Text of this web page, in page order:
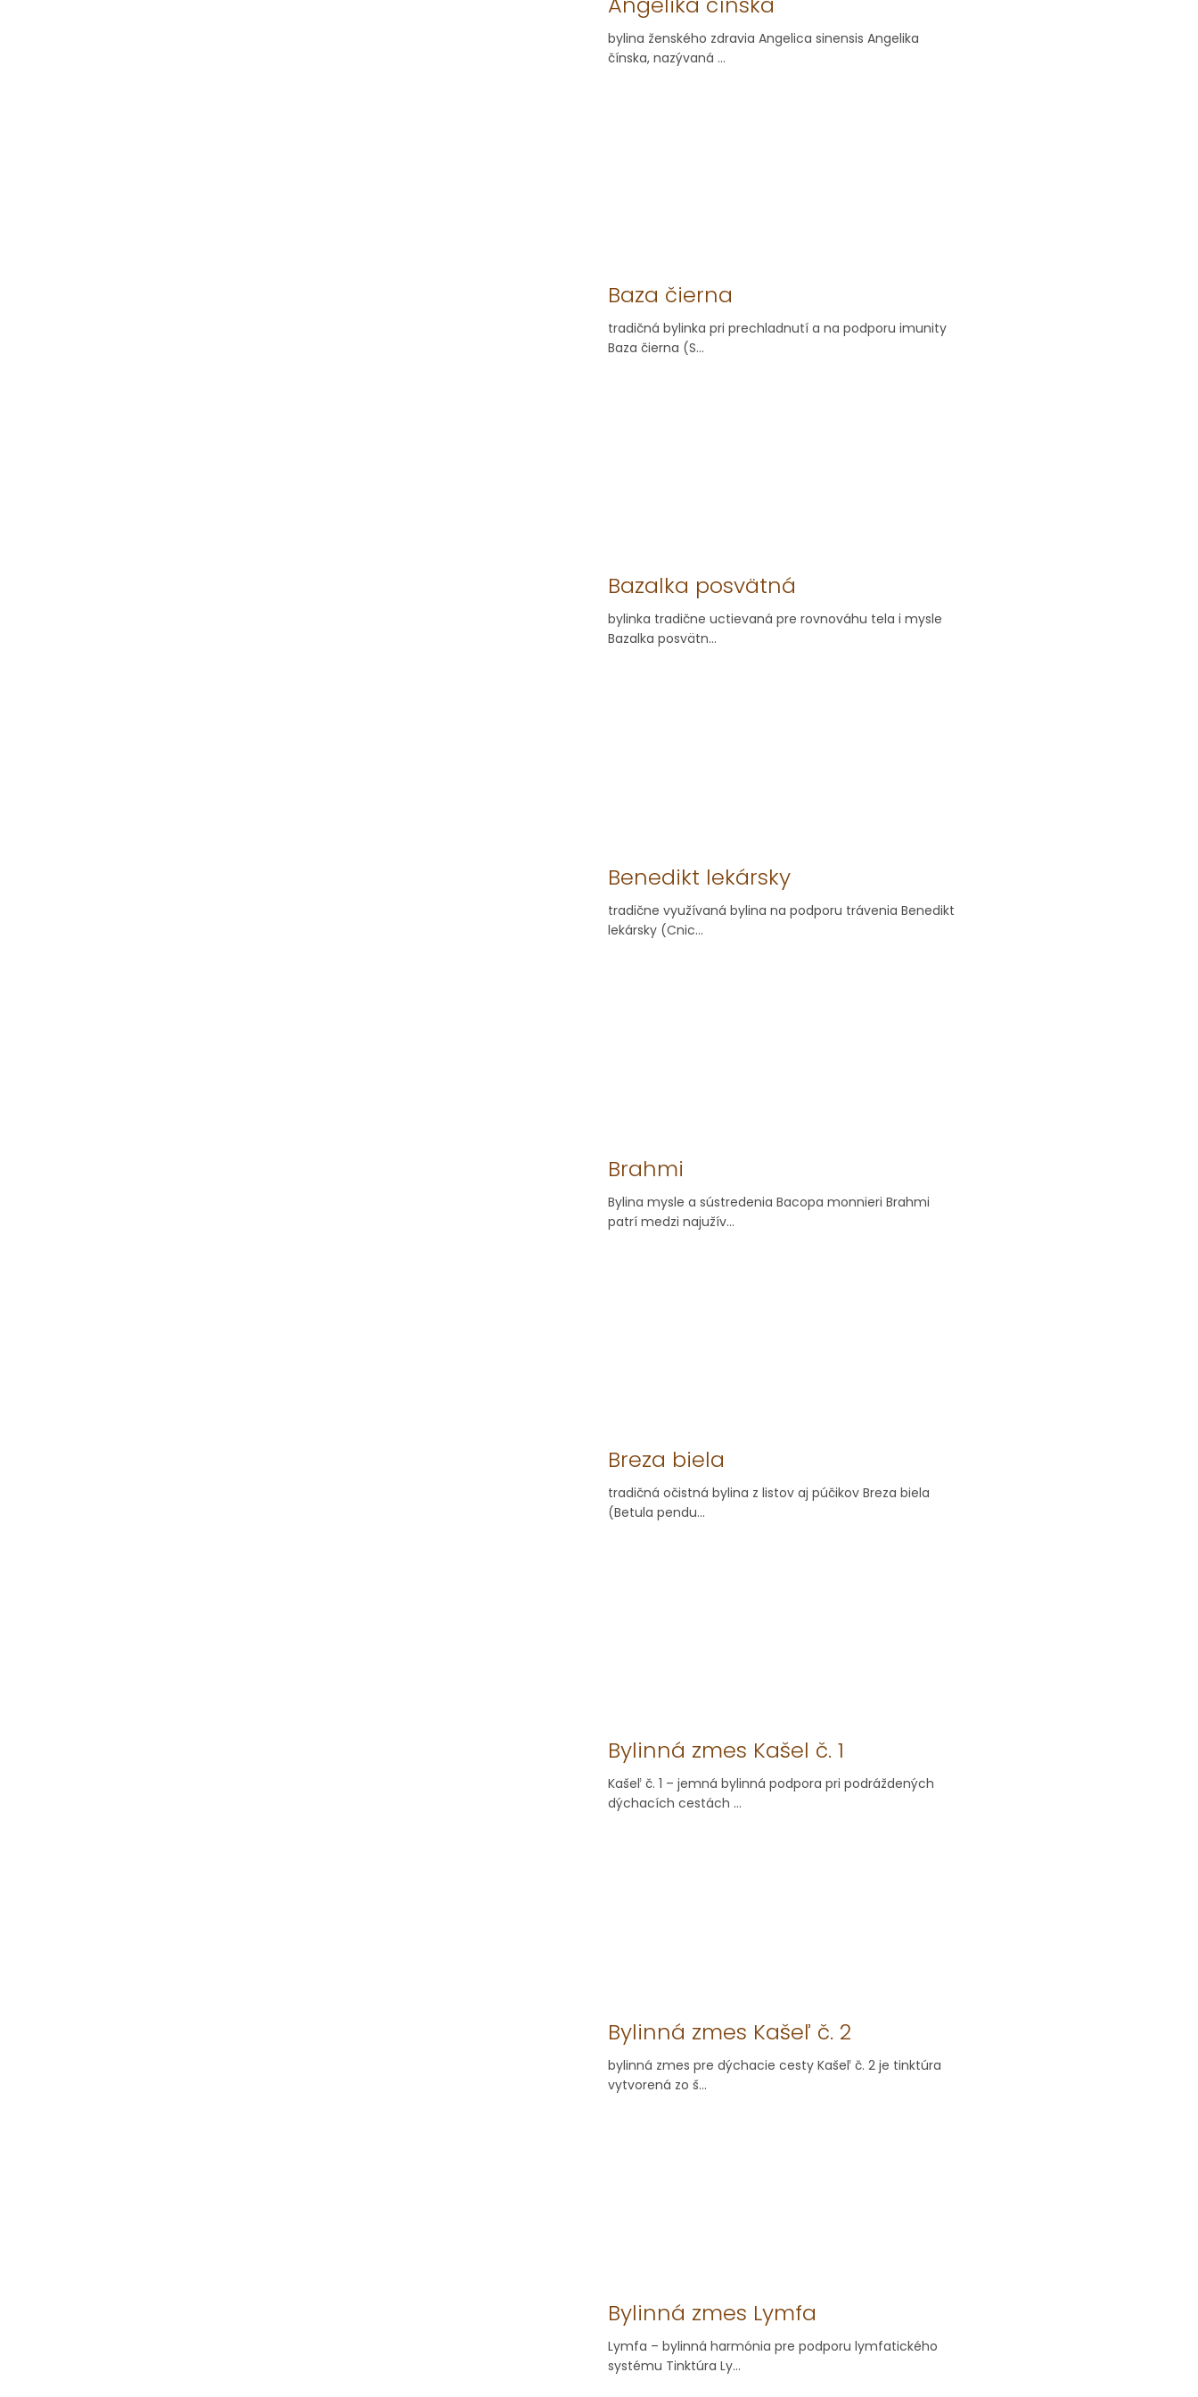
bylina ženského zdravia Angelica sinensis Angelika
čínska, nazývaná ...
Baza čierna
tradičná bylinka pri prechladnutí a na podporu imunity
Baza čierna (S...
Bazalka posvätná
bylinka tradične uctievaná pre rovnováhu tela i mysle
Bazalka posvätn...
Benedikt lekársky
tradične využívaná bylina na podporu trávenia Benedikt
lekársky (Cnic...
Brahmi
Bylina mysle a sústredenia Bacopa monnieri Brahmi
patrí medzi najužív...
Breza biela
tradičná očistná bylina z listov aj púčikov Breza biela
(Betula pendu...
Bylinná zmes Kašel č. 1
Kašeľ č. 1 – jemná bylinná podpora pri podráždených
dýchacích cestách ...
Bylinná zmes Kašeľ č. 2
bylinná zmes pre dýchacie cesty Kašeľ č. 2 je tinktúra
vytvorená zo š...
Bylinná zmes Lymfa
Lymfa – bylinná harmónia pre podporu lymfatického
systému Tinktúra Ly...